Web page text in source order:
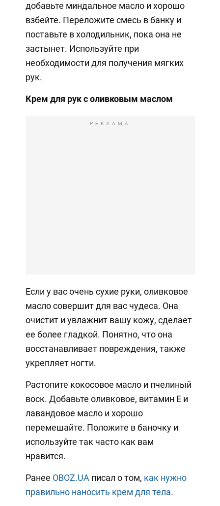
добавьте миндальное масло и хорошо
взбейте. Переложите смесь в банку и
поставьте в холодильник, пока она не
застынет. Используйте при
необходимости для получения мягких
рук.
Крем для рук с оливковым маслом
РЕКЛАМА
Если у вас очень сухие руки, оливковое
масло совершит для вас чудеса. Она
очистит и увлажнит вашу кожу, сделает
ее более гладкой. Понятно, что она
восстанавливает повреждения, также
укрепляет ногти.
Растопите кокосовое масло и пчелиный
воск. Добавьте оливковое, витамин Е и
лавандовое масло и хорошо
перемешайте. Положите в баночку и
используйте так часто как вам
нравится.
Ранее OBOZ.UA писал о том, как нужно
правильно наносить крем для тела.